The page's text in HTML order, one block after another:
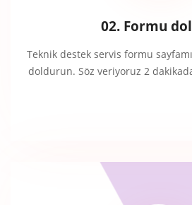
02. Formu
Teknik destek servis formu
doldurun. Söz veriyoruz 2